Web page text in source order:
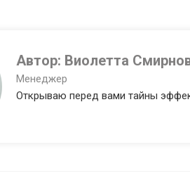
Автор: Виолетта
Менеджер
Открываю перед вами тайны